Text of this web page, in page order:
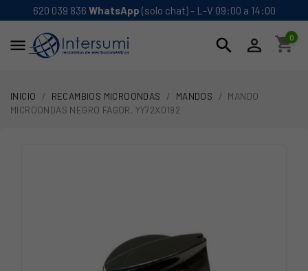
620 039 836 WhatsApp (solo chat) - L-V 09:00 a 14:00
 search  shopping_cart
0
INICIO RECAMBIOS MICROONDAS MANDOS
MANDO
MICROONDAS NEGRO FAGOR. YY72X0192